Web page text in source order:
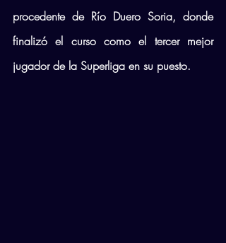
procedente de Río Duero Soria, donde
finalizó el curso como el tercer mejor
jugador de la Superliga en su puesto.